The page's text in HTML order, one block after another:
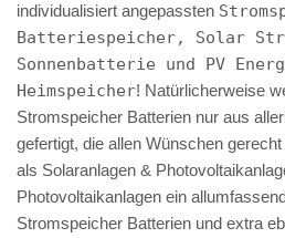
individualisiert angepassten
Batteriespeicher, Solar
Sonnenbatterie und PV
Heimspeicher! Natürlicherweise
Stromspeicher Batterien nur aus
gefertigt, die allen Wünschen
als Solaranlagen &
Photovoltaikanlagen ein
Stromspeicher Batterien und extra